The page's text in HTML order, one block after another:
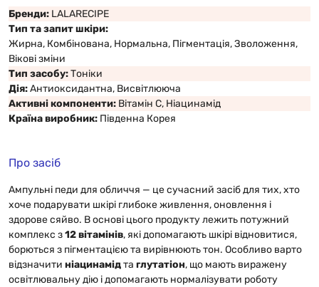
Бренди: LALARECIPE
Тип та запит шкіри:
Жирна, Комбінована, Нормальна, Пігментація, Зволоження,
Вікові зміни
Тип засобу:Тоніки
Дія:Антиоксидантна, Висвітлююча
Активні компоненти: Вітамін С, Ніацинамід
Країна виробник: Південна Корея
Про засіб
Ампульні педи для обличчя — це сучасний засіб для тих, хто
хоче подарувати шкірі глибоке живлення, оновлення і
здорове сяйво. В основі цього продукту лежить потужний
комплекс з12 вітамінів, які допомагають шкірі відновитися,
борються з пігментацією та вирівнюють тон. Особливо варто
відзначити ніацинамідта глутатіон, що мають виражену
освітлювальну дію і допомагають нормалізувати роботу